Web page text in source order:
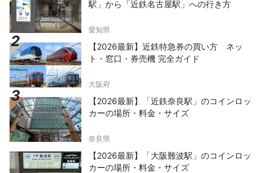
駅」から「近鉄名古屋駅」への行き方
愛知県
【2026最新】近鉄特急券の買い方 ネッ
ト・窓口・券売機 完全ガイド
大阪府
【2026最新】「近鉄奈良駅」のコインロッ
カーの場所・料金・サイズ
奈良県
【2026最新】「大阪難波駅」のコインロッ
カーの場所・料金・サイズ